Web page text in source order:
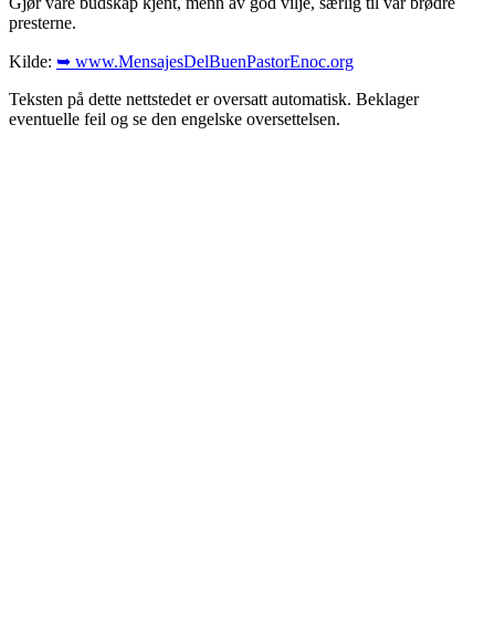
presterne.
Kilde: ➥ www.MensajesDelBuenPastorEnoc.org
Teksten på dette nettstedet er oversatt automatisk. Beklager
eventuelle feil og se den engelske oversettelsen.